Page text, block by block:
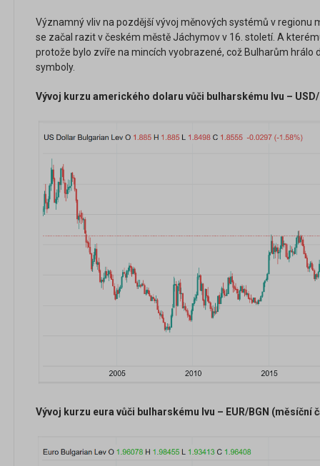
Významný vliv na pozdější vývoj měnových systémů v regionu
se začal razit v českém městě Jáchymov v 16. století. A
protože bylo zvíře na mincích vyobrazené, což Bulharům hrálo
symboly.
Vývoj kurzu amerického dolaru vůči bulharskému lvu –
Vývoj kurzu eura vůči bulharskému lvu – EUR/BGN (měsíční